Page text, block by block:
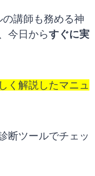
講師も務める神
今日からすぐに実
く解説したマニュ
断ツールでチェッ